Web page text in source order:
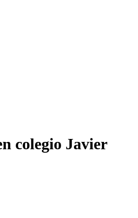
colegio Javier